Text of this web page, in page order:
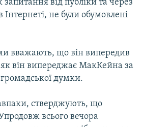
від публіки та через
не були обумовлені
вважають, що він випередив
він випереджає МакКейна за
думки.
стверджують, що
всього вечора